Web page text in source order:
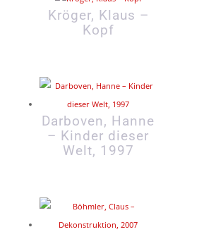
Kröger, Klaus –
Kopf
Darboven, Hanne
– Kinder dieser
Welt, 1997